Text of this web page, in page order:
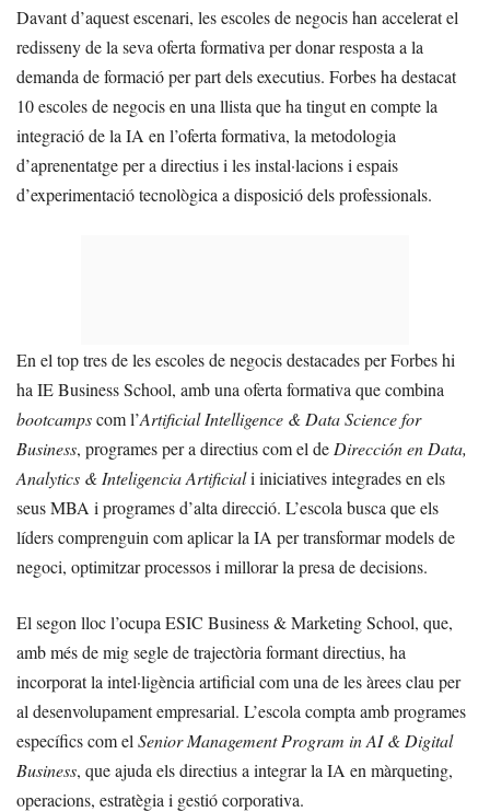
Davant d’aquest escenari, les escoles de negocis han accelerat el
redisseny de la seva oferta formativa per donar resposta a la
demanda de formació per part dels executius. Forbes ha destacat
10 escoles de negocis en una llista que ha tingut en compte la
integració de la IA en l’oferta formativa, la metodologia
d’aprenentatge per a directius i les instal·lacions i espais
d’experimentació tecnològica a disposició dels professionals.
En el top tres de les escoles de negocis destacades per Forbes hi
ha IE Business School, amb una oferta formativa que combina
bootcampscom l’Artificial Intelligence & Data Science for
Business, programes per a directius com el de Dirección en Data,
Analytics & Inteligencia Artificiali iniciatives integrades en els
seus MBA i programes d’alta direcció. L’escola busca que els
líders comprenguin com aplicar la IA per transformar models de
negoci, optimitzar processos i millorar la presa de decisions.
El segon lloc l’ocupa ESIC Business & Marketing School, que,
amb més de mig segle de trajectòria formant directius, ha
incorporat la intel·ligència artificial com una de les àrees clau per
al desenvolupament empresarial. L’escola compta amb programes
específics com el Senior Management Program in AI & Digital
Business, que ajuda els directius a integrar la IA en màrqueting,
operacions, estratègia i gestió corporativa.